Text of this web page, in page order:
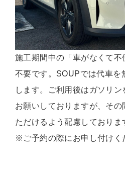
施工期間中の「車がなくて
不要です。SOUPでは代車を
します。ご利用後はガソリ
お願いしておりますが、そ
ただけるよう配慮しておりま
※ご予約の際にお申し付けく